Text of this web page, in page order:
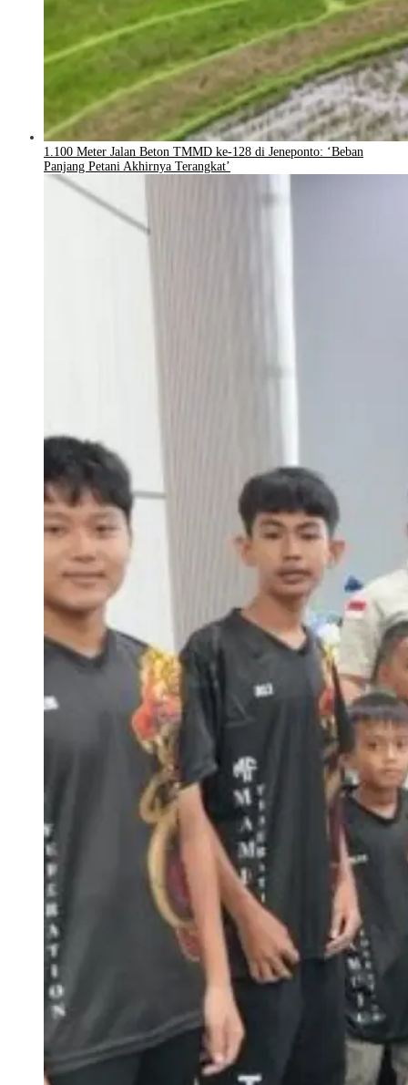
1.100 Meter Jalan Beton TMMD ke-128 di Jeneponto: ‘Beban
Panjang Petani Akhirnya Terangkat’